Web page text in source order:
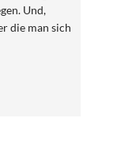
Und,
die man sich